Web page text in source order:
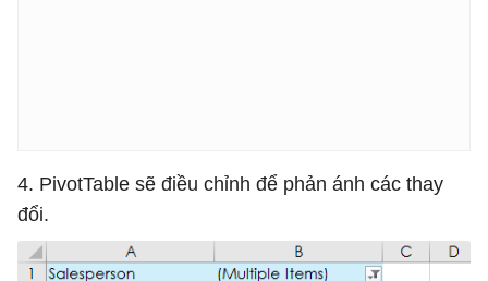
4. PivotTable sẽ điều chỉnh để phản ánh các thay
đổi.